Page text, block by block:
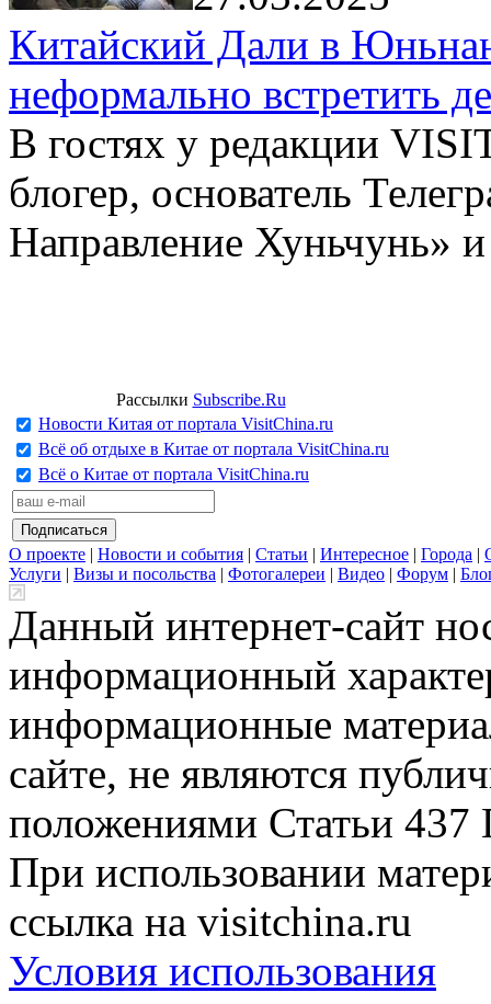
Китайский Дали в
неформально встретить
В гостях у редакции
блогер, основатель
Направление Хуньчунь»
Рассылки Subscribe.Ru
Новости Китая от портала VisitChina.ru
Всё об отдыхе в Китае от портала VisitChina.ru
Всё о Китае от портала VisitChina.ru
О проекте | Новости и события | Статьи | Интересное | Города |
Услуги | Визы и посольства | Фотогалереи | Видео | Форум |
Данный интернет-сайт
информационный
информационные
сайте, не являются
положениями Статьи 437
При использовании
ссылка на visitchina.ru
Условия использования